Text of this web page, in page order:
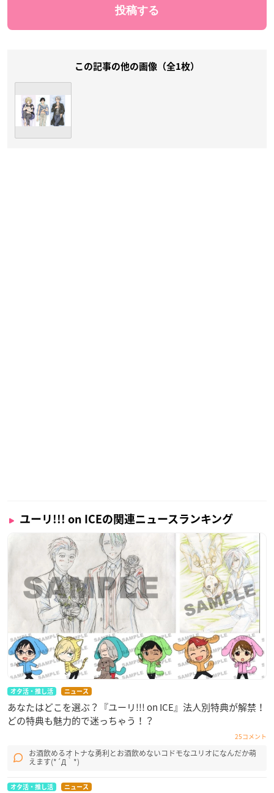
この記事の他の画像（全1枚）
ユーリ!!! on ICEの関連ニュースランキング
オタ活・推し活 ニュース
あなたはどこを選ぶ？『ユーリ!!! on ICE』法人別特典が解禁！
どの特典も魅力的で迷っちゃう！？
25コメント
お酒飲めるオトナな勇利とお酒飲めないコドモなユリオになんだか萌
えます(*´Д｀*)
オタ活・推し活 ニュース